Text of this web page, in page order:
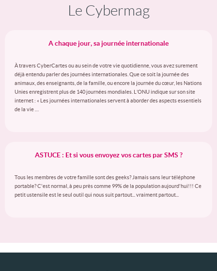
Le Cybermag
A chaque jour, sa journée internationale
À travers CyberCartes ou au sein de votre vie quotidienne, vous avez surement
déjà entendu parler des journées internationales. Que ce soit la journée des
animaux, des enseignants, de la famille, ou encore la journée du cœur, les Nations
Unies enregistrent plus de 140 journées mondiales. L’ONU indique sur son site
internet : « Les journées internationales servent à aborder des aspects essentiels
de la vie …
ASTUCE : Et si vous envoyez vos cartes par SMS ?
Tous les membres de votre famille sont des geeks? Jamais sans leur téléphone
portable? C'est normal, à peu près comme 99% de la population aujourd'hui!!! Ce
petit ustensile est le seul outil qui nous suit partout... vraiment partout...